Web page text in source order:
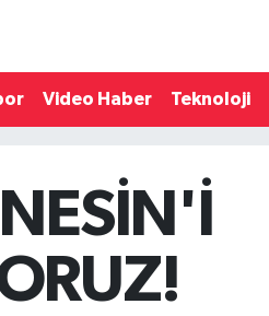
Video Haber Teknoloji